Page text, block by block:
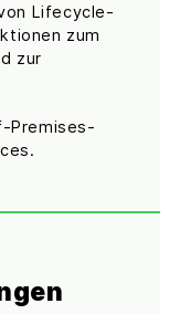
Lifecycle-
zum
zur
Premises-